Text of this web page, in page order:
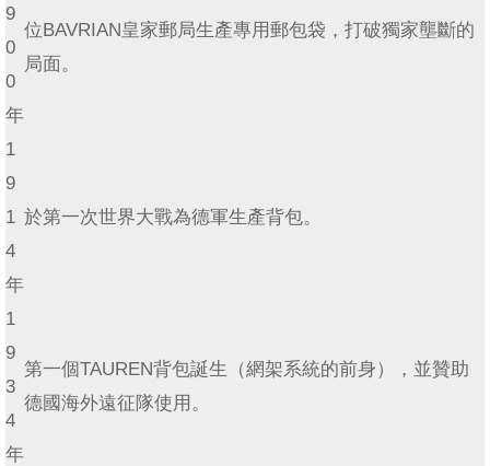
9
0
0
年
位BAVRIAN皇家郵局生產專用郵包袋，打破獨家壟斷的
局面。
1
9
1
4
年
於第一次世界大戰為德軍生產背包。
1
9
3
4
年
第一個TAUREN背包誕生（網架系統的前身），並贊助
德國海外遠征隊使用。